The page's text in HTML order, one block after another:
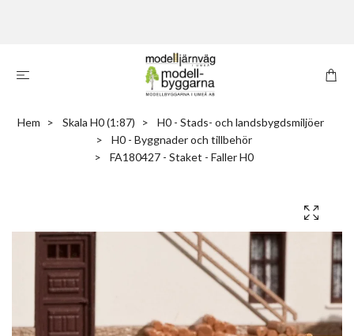
Hem Skala H0 (1:87)
H0 - Stads- och landsbygdsmiljöer
H0 - Byggnader och tillbehör
FA180427 - Staket - Faller H0